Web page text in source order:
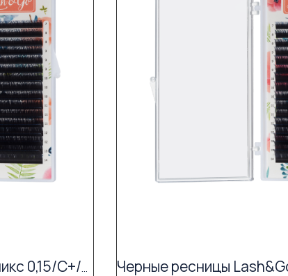
Черные ресницы Lash&Go микс 0,15/C+/7-14 mm (16 линий)